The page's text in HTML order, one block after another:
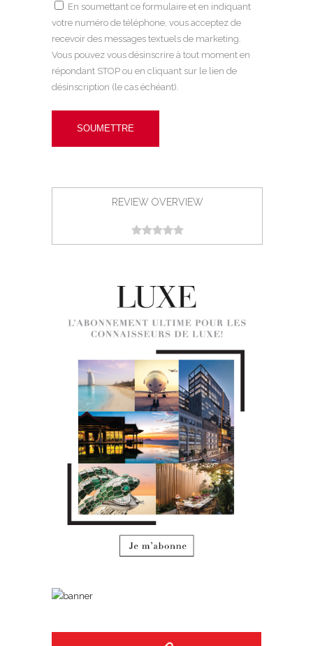
En soumettant ce formulaire et en indiquant
votre numéro de téléphone, vous acceptez de
recevoir des messages textuels de marketing.
Vous pouvez vous désinscrire à tout moment en
répondant STOP ou en cliquant sur le lien de
désinscription (le cas échéant).
REVIEW OVERVIEW